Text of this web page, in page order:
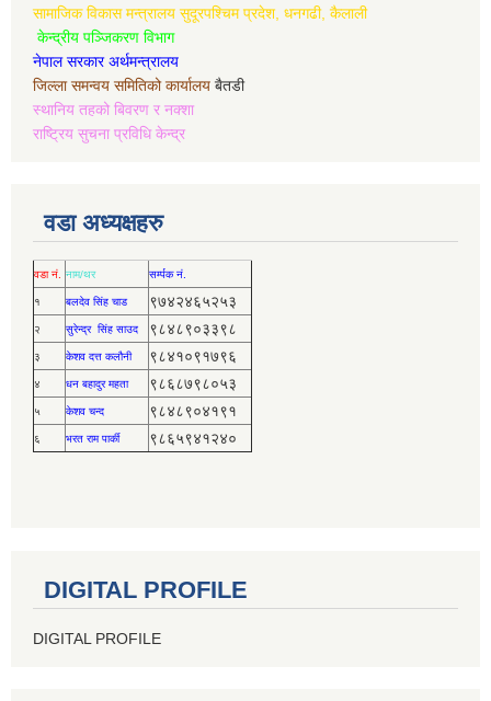
सामाजिक विकास मन्त्रालय सुदूरपश्चिम प्रदेश, धनगढी, कैलाली
केन्द्रीय पञ्जिकरण विभाग
नेपाल सरकार अर्थमन्त्रालय
जिल्ला समन्वय समितिको कार्यालय बैतडी
स्थानिय तहको बिवरण र नक्शा
राष्ट्रिय सुचना प्रविधि केन्द्र
वडा अध्यक्षहरु
वडा नं. नाम/थर सर्म्पक नं.
१ बलदेव सिंह चाड ९७४२४६५२५३
२ सुरेन्द्र सिंह साउद ९८४८९०३३९८
३ केशव दत्त कलौनी ९८४१०९१७९६
४ धन बहादुर महता ९८६८७९८०५३
५ केशव चन्द ९८४८९०४१९१
६ भरत राम पार्की ९८६५९४१२४०
DIGITAL PROFILE
DIGITAL PROFILE